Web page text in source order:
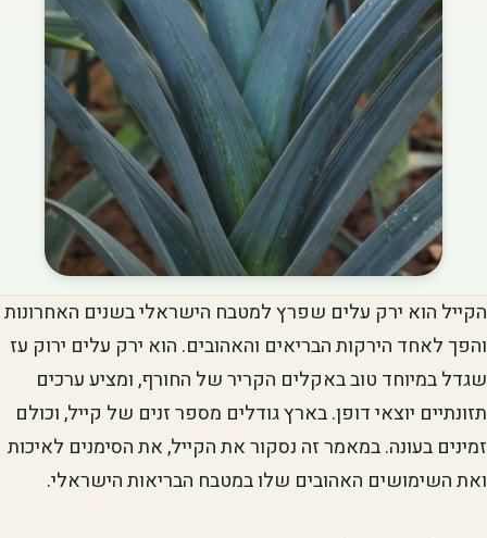
הקייל הוא ירק עלים שפרץ למטבח הישראלי בשנים האחרונות
והפך לאחד הירקות הבריאים והאהובים. הוא ירק עלים ירוק עז
שגדל במיוחד טוב באקלים הקריר של החורף, ומציע ערכים
תזונתיים יוצאי דופן. בארץ גודלים מספר זנים של קייל, וכולם
זמינים בעונה. במאמר זה נסקור את הקייל, את הסימנים לאיכות
ואת השימושים האהובים שלו במטבח הבריאות הישראלי.